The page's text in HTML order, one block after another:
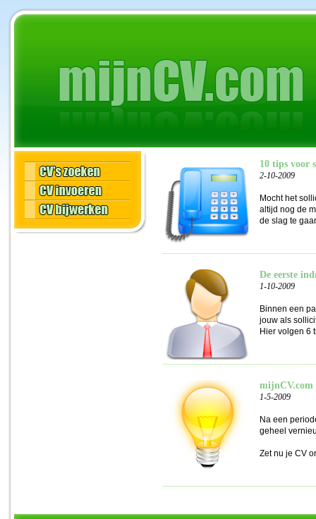
10 tips voor
2-10-2009
Mocht het
altijd nog de
de slag te
De eerste
1-10-2009
Binnen een
jouw als
Hier volgen 6
mijnCV.com
1-5-2009
Na een
geheel
Zet nu je CV